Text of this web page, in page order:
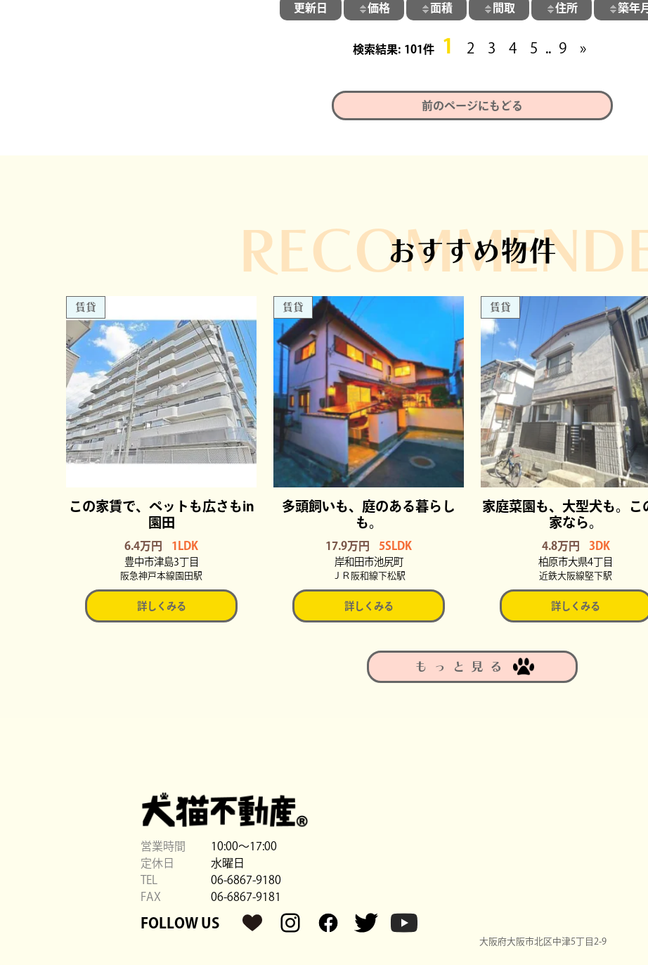
更新日 価格 面積 間取 住所 築年月
101件 1 2 3 4 5 .. 9 »
前のページにもどる
おすすめ物件
賃貸
この家賃で、ペットも広さもin
園田
6.4万円 1LDK
豊中市津島3丁目
阪急神戸本線園田駅
詳しくみる
賃貸
多頭飼いも、庭のある暮らし
も。
17.9万円 5SLDK
岸和田市池尻町
ＪＲ阪和線下松駅
詳しくみる
賃貸
家庭菜園も、大型犬も。こ
家なら。
4.8万円 3DK
柏原市大県4丁目
近鉄大阪線堅下駅
詳しくみる
もっと見る
営業時間
10:00〜17:00
定休日
水曜日
TEL
06-6867-9180
FAX
06-6867-9181
FOLLOW US
大阪府大阪市北区中津5丁目2-9